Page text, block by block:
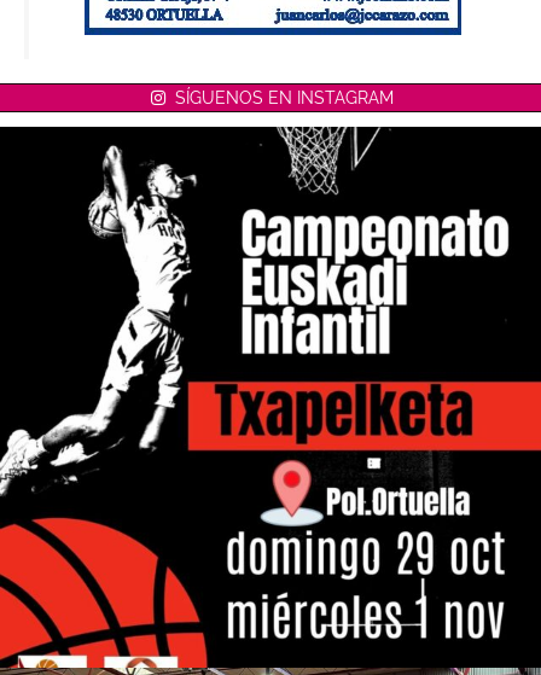
SÍGUENOS EN INSTAGRAM